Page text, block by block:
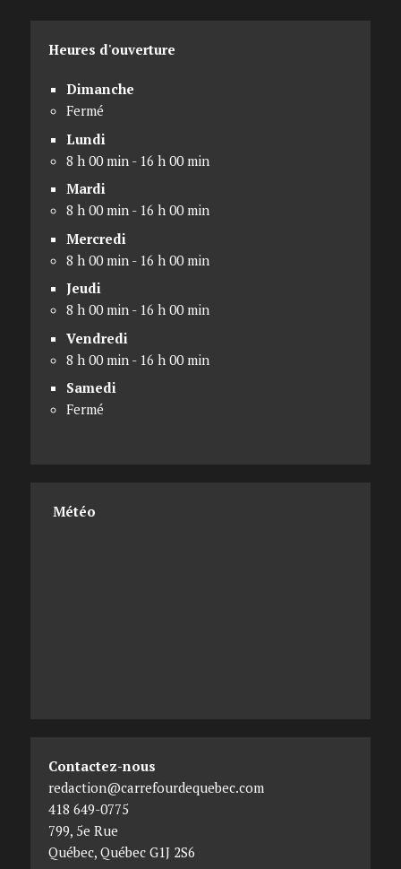
Heures d'ouverture
Dimanche
Fermé
Lundi
8 h 00 min - 16 h 00 min
Mardi
8 h 00 min - 16 h 00 min
Mercredi
8 h 00 min - 16 h 00 min
Jeudi
8 h 00 min - 16 h 00 min
Vendredi
8 h 00 min - 16 h 00 min
Samedi
Fermé
Météo
Contactez-nous
redaction@carrefourdequebec.com
418 649-0775
799, 5e Rue
Québec, Québec G1J 2S6